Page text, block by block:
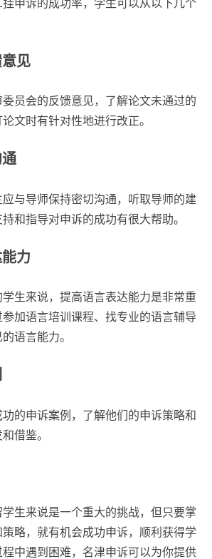
申诉的成功率，学生可以从以下几个
见
员会的反馈意见，了解论文未通过的
文时有针对性地进行改正。
与导师保持密切沟通，听取导师的建
和指导对申诉的成功有很大帮助。
力
生来说，提高语言表达能力是非常重
加语言培训课程、找专业的语言辅导
语言能力。
的申诉案例，了解他们的申诉策略和
借鉴。
生来说是一个重大的挑战，但只要掌
略，就有机会成功申诉，顺利获得学
中遇到困难，名津申诉可以为你提供